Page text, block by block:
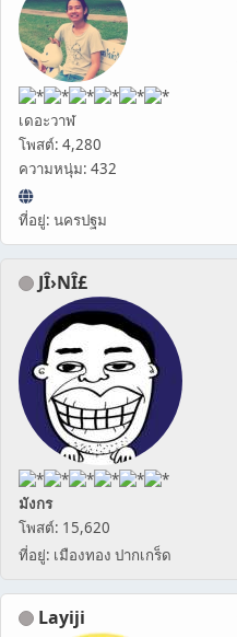
เดอะวาฬ
โพสต์: 4,280
ความหนุ่ม: 432
ที่อยู่: นครปฐม
JÎ›NÎ£
มังกร
โพสต์: 15,620
ที่อยู่: เมืองทอง ปากเกร็ด
Layiji